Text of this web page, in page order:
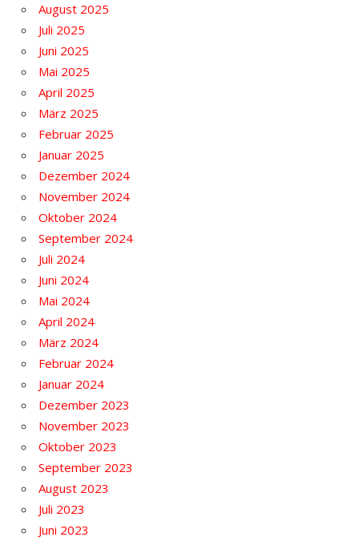
August 2025
Juli 2025
Juni 2025
Mai 2025
April 2025
März 2025
Februar 2025
Januar 2025
Dezember 2024
November 2024
Oktober 2024
September 2024
Juli 2024
Juni 2024
Mai 2024
April 2024
März 2024
Februar 2024
Januar 2024
Dezember 2023
November 2023
Oktober 2023
September 2023
August 2023
Juli 2023
Juni 2023